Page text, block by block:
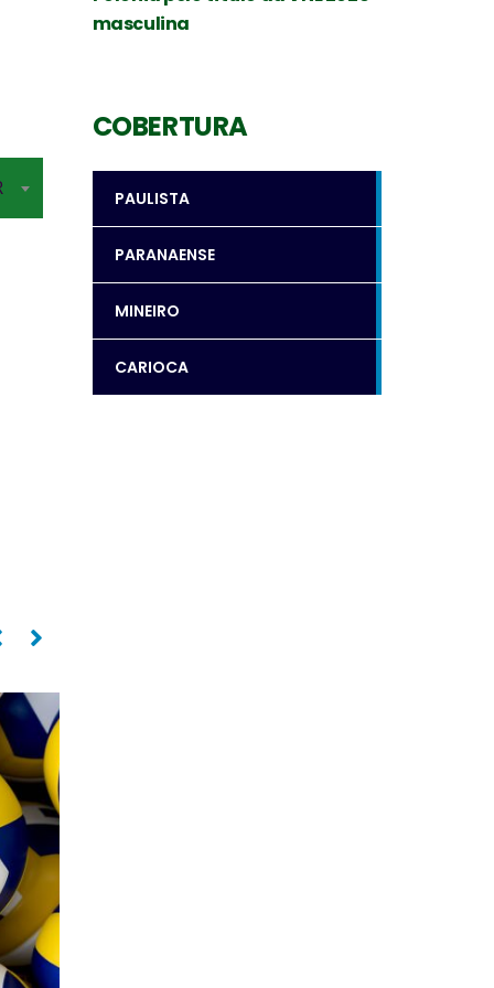
masculina
COBERTURA
PAULISTA
PARANAENSE
MINEIRO
CARIOCA